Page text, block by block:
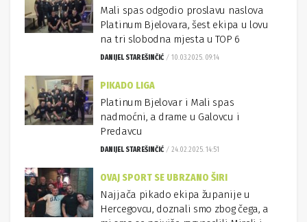
Mali spas odgodio proslavu naslova
Platinum Bjelovara, šest ekipa u lovu
na tri slobodna mjesta u TOP 6
DANIJEL STAREŠINČIĆ 10.03.2025. 09:14
PIKADO LIGA
Platinum Bjelovar i Mali spas
nadmoćni, a drame u Galovcu i
Predavcu
DANIJEL STAREŠINČIĆ 24.02.2025. 14:51
OVAJ SPORT SE UBRZANO ŠIRI
Najjača pikado ekipa županije u
Hercegovcu, doznali smo zbog čega, a